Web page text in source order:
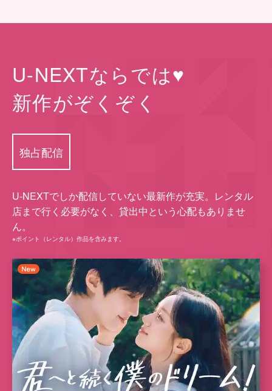
U-NEXTならでは♥
新作がぞくぞく
独占配信
U-NEXTでしか配信していない最新作が充実。レンタル
店まで⾏く必要がなく、貸出中という⼼配もありませ
ん。
※ポイント（レンタル）作品を含みます。